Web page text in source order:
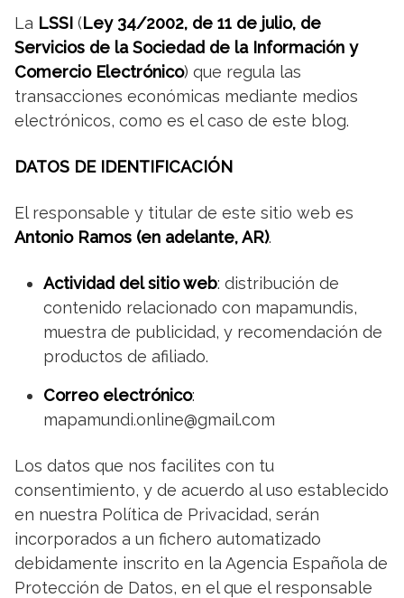
La LSSI (Ley 34/2002, de 11 de julio, de
Servicios de la Sociedad de la Información y
Comercio Electrónico) que regula las
transacciones económicas mediante medios
electrónicos, como es el caso de este blog.
DATOS DE IDENTIFICACIÓN
El responsable y titular de este sitio web es
Antonio Ramos (en adelante, AR).
Actividad del sitio web: distribución de
contenido relacionado con mapamundis,
muestra de publicidad, y recomendación de
productos de afiliado.
Correo electrónico:
mapamundi.online@gmail.com
Los datos que nos facilites con tu
consentimiento, y de acuerdo al uso establecido
en nuestra Política de Privacidad, serán
incorporados a un fichero automatizado
debidamente inscrito en la Agencia Española de
Protección de Datos, en el que el responsable